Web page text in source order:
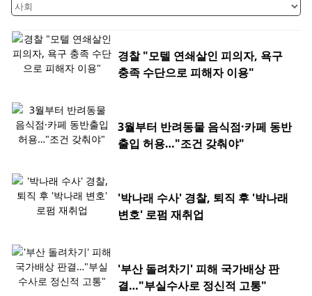
경찰 "모텔 연쇄살인 피의자, 욕구
충족 수단으로 피해자 이용"
3월부터 반려동물 음식점·카페 동반
출입 허용…"조건 갖춰야"
'박나래 수사' 경찰, 퇴직 후 '박나래
변호' 로펌 재취업
'부산 돌려차기' 피해 국가배상 판
결…"부실수사로 정신적 고통"